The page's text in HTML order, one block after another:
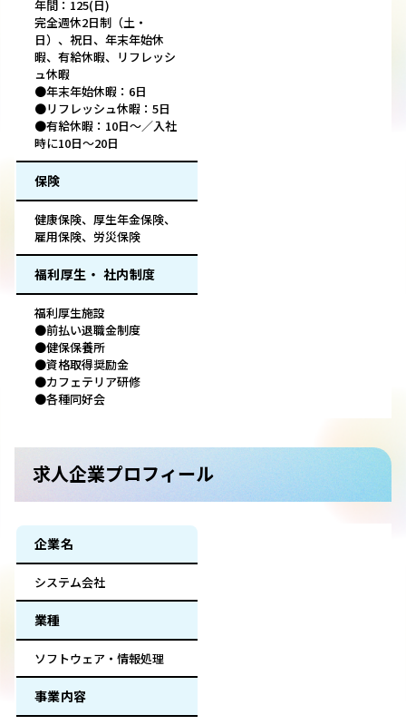
年間：125(日)
完全週休2日制（土・
日）、祝日、年末年始休
暇、有給休暇、リフレッシ
ュ休暇
●年末年始休暇：6日
●リフレッシュ休暇：5日
●有給休暇：10日～／入社
時に10日～20日
保険
健康保険、厚生年金保険、
雇用保険、労災保険
福利厚生・ 社内制度
福利厚生施設
●前払い退職金制度
●健保保養所
●資格取得奨励金
●カフェテリア研修
●各種同好会
求人企業プロフィール
企業名
システム会社
業種
ソフトウェア・情報処理
事業内容